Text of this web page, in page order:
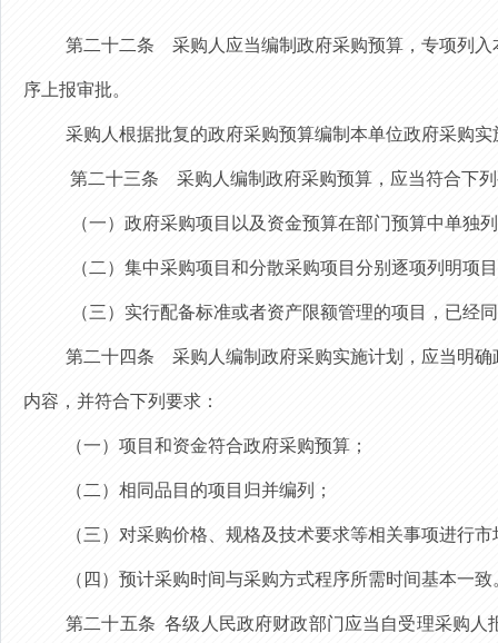
第二十二条 采购人应当编制政府采购预算，专项列
序上报审批。
采购人根据批复的政府采购预算编制本单位政府采购
第二十三条 采购人编制政府采购预算，应当符合下
（一）政府采购项目以及资金预算在部门预算中单独
（二）集中采购项目和分散采购项目分别逐项列明项
（三）实行配备标准或者资产限额管理的项目，已经
第二十四条 采购人编制政府采购实施计划，应当明
内容，并符合下列要求：
（一）项目和资金符合政府采购预算；
（二）相同品目的项目归并编列；
（三）对采购价格、规格及技术要求等相关事项进行
（四）预计采购时间与采购方式程序所需时间基本一致
第二十五条 各级人民政府财政部门应当自受理采购人